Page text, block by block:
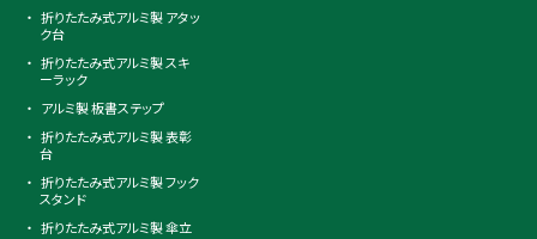
折りたたみ式アルミ製 アタッ
ク台
折りたたみ式アルミ製 スキ
ーラック
アルミ製 板書ステップ
折りたたみ式アルミ製 表彰
台
折りたたみ式アルミ製 フック
スタンド
折りたたみ式アルミ製 傘立